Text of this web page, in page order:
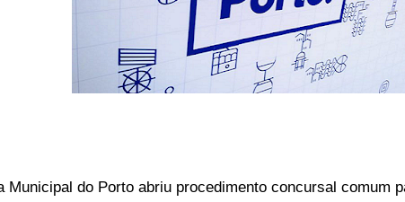
Municipal do Porto abriu procedimento concursal comum